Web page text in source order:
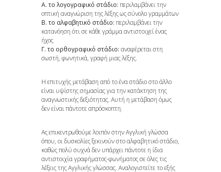
Α. το λογογραφικό στάδιο: περιλαμβάνει την
οπτική αναγνώριση της λέξης ως σύνολο γραμμάτων
Β. το αλφαβητικό στάδιο: περιλαμβάνει την
κατανόηση ότι σε κάθε γράμμα αντιστοιχεί ένας
ήχος
Γ. το ορθογραφικό στάδιο: αναφέρεται στη
σωστή, φωνητικά, γραφή μιας λέξης.
Η επιτυχής μετάβαση από το ένα στάδιο στο άλλο
είναι υψίστης σημασίας για την κατάκτηση της
αναγνωστικής δεξιότητας. Αυτή η μετάβαση όμως
δεν είναι πάντοτε απρόσκοπτη.
Ας επικεντρωθούμε λοιπόν στην Αγγλική γλώσσα
όπου, οι δυσκολίες ξεκινούν στο αλφαβητικό στάδιο,
καθώς πολύ συχνά δεν υπάρχει πάντοτε η ίδια
αντιστοιχία γραφήματος-φωνήματος σε όλες τις
λέξεις της Aγγλικής γλώσσας. Αναλογιστείτε το εξής